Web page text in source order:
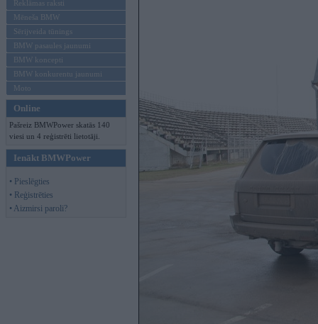
Reklāmas raksti
Mēneša BMW
Sērijveida tūnings
BMW pasaules jaunumi
BMW koncepti
BMW konkurentu jaunumi
Moto
Online
Pašreiz BMWPower skatās 140
viesi un 4 reģistrēti lietotāji.
Ienākt BMWPower
• Pieslēgties
• Reģistrēties
• Aizmirsi paroli?